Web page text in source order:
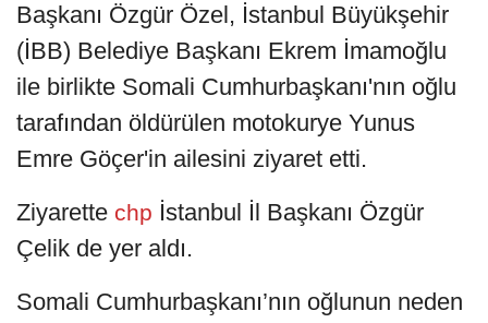
Başkanı Özgür Özel, İstanbul Büyükşehir
(İBB) Belediye Başkanı Ekrem İmamoğlu
ile birlikte Somali Cumhurbaşkanı'nın oğlu
tarafından öldürülen motokurye Yunus
Emre Göçer'in ailesini ziyaret etti.
Ziyarette chp İstanbul İl Başkanı Özgür
Çelik de yer aldı.
Somali Cumhurbaşkanı’nın oğlunun neden